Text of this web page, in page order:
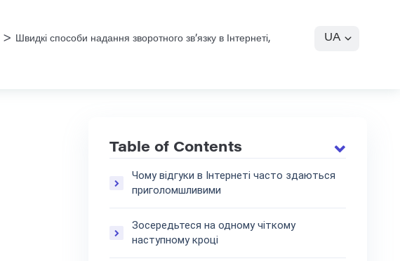
> Швидкі способи надання зворотного зв’язку в Інтернеті,
UA
Table of Contents
Чому відгуки в Інтернеті часто здаються
приголомшливими
Зосередьтеся на одному чіткому
наступному кроці